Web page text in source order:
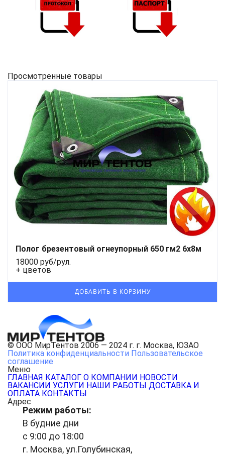
Просмотренные товары
Полог брезентовый огнеупорный 650 гм2 6x8м
18000 руб/рул.
+ цветов
© ООО МирТентов 2006 — 2024 г. г. Москва, ЮЗАО
Политика конфиденциальности Пользовательское
соглашение
Меню
ГЛАВНАЯ КАТАЛОГ О КОМПАНИИ НОВОСТИ
ВАКАНСИИ УСЛУГИ НАШИ РАБОТЫ ДОСТАВКА И
ОПЛАТА КОНТАКТЫ
Адрес
Режим работы:
В будние дни
с 9:00 до 18:00
г. Москва, ул.Голубинская,